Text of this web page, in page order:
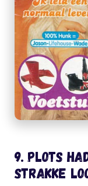
9. Plots
strakke